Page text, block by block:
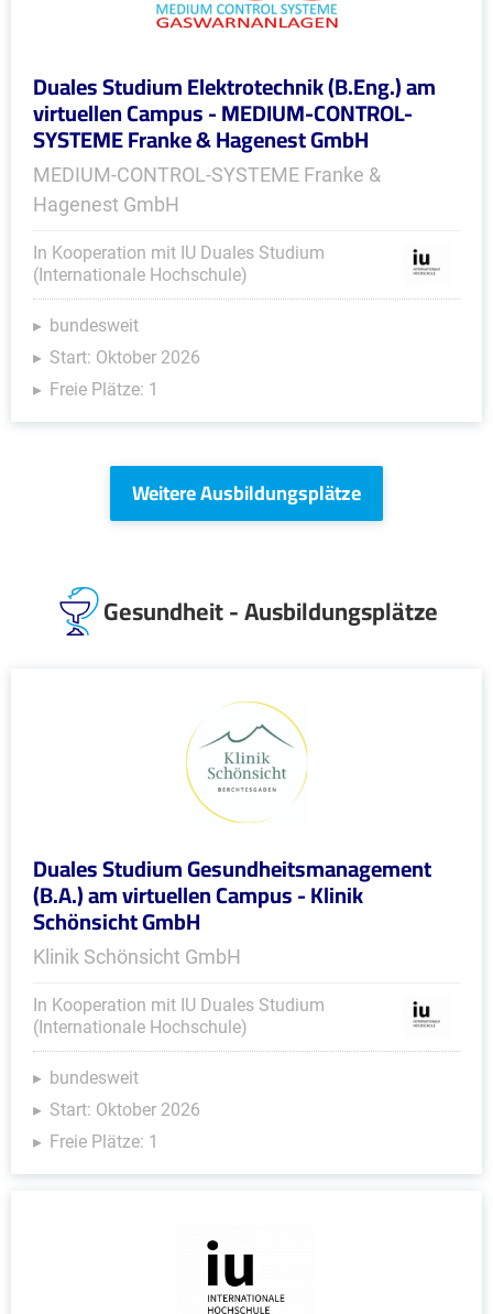
Duales Studium Elektrotechnik (B.Eng.) am
virtuellen Campus - MEDIUM-CONTROL-
SYSTEME Franke & Hagenest GmbH
MEDIUM-CONTROL-SYSTEME Franke &
Hagenest GmbH
In Kooperation mit IU Duales Studium
(Internationale Hochschule)
bundesweit
Start: Oktober 2026
Freie Plätze: 1
Weitere Ausbildungsplätze
Gesundheit - Ausbildungsplätze
Duales Studium Gesundheitsmanagement
(B.A.) am virtuellen Campus - Klinik
Schönsicht GmbH
Klinik Schönsicht GmbH
In Kooperation mit IU Duales Studium
(Internationale Hochschule)
bundesweit
Start: Oktober 2026
Freie Plätze: 1